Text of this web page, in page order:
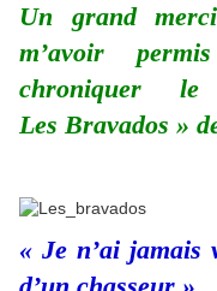
Un grand
m’avoir
chroniquer
Les Bravados »
« Je n’ai jamais